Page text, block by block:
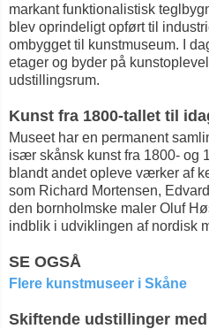
markant funktionalistisk
blev oprindeligt opført til
ombygget til kunstmuseum. I
etager og byder på
udstillingsrum.
Kunst fra 1800-tallet til
Museet har en permanent
især skånsk kunst fra 1800- og
blandt andet opleve værker af
som Richard Mortensen,
den bornholmske maler Oluf
indblik i udviklingen af nordisk
SE OGSÅ
Flere kunstmuseer i Skåne
Skiftende udstillinger